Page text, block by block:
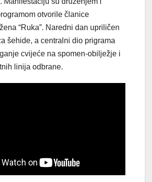
otvorile članice
“Ruka”. Naredni dan upriličen
šehide, a centralni dio prigrama
cvijeće na spomen-obilježje i
linija odbrane.